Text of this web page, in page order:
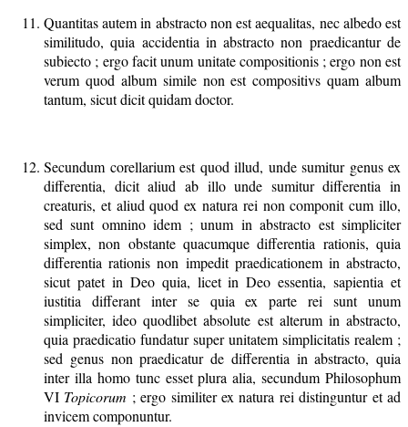
Quantitas autem in abstracto non est aequalitas, nec albedo est
similitudo, quia accidentia in abstracto non praedicantur de
subiecto ; ergo facit unum unitate compositionis ; ergo non est
verum quod album simile non est compositivs quam album
tantum, sicut dicit quidam doctor.
Secundum corellarium est quod illud, unde sumitur genus ex
differentia, dicit aliud ab illo unde sumitur differentia in
creaturis, et aliud quod ex natura rei non componit cum illo,
sed sunt omnino idem ; unum in abstracto est simpliciter
simplex, non obstante quacumque differentia rationis, quia
differentia rationis non impedit praedicationem in abstracto,
sicut patet in Deo quia, licet in Deo essentia, sapientia et
iustitia differant inter se quia ex parte rei sunt unum
simpliciter, ideo quodlibet absolute est alterum in abstracto,
quia praedicatio fundatur super unitatem simplicitatis realem ;
sed genus non praedicatur de differentia in abstracto, quia
inter illa homo tunc esset plura alia, secundum Philosophum
VI Topicorum ; ergo similiter ex natura rei distinguntur et ad
invicem componuntur.